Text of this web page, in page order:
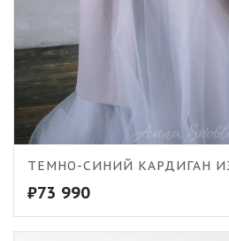
ТЕМНО-СИНИЙ КАРДИГАН
₽73 990